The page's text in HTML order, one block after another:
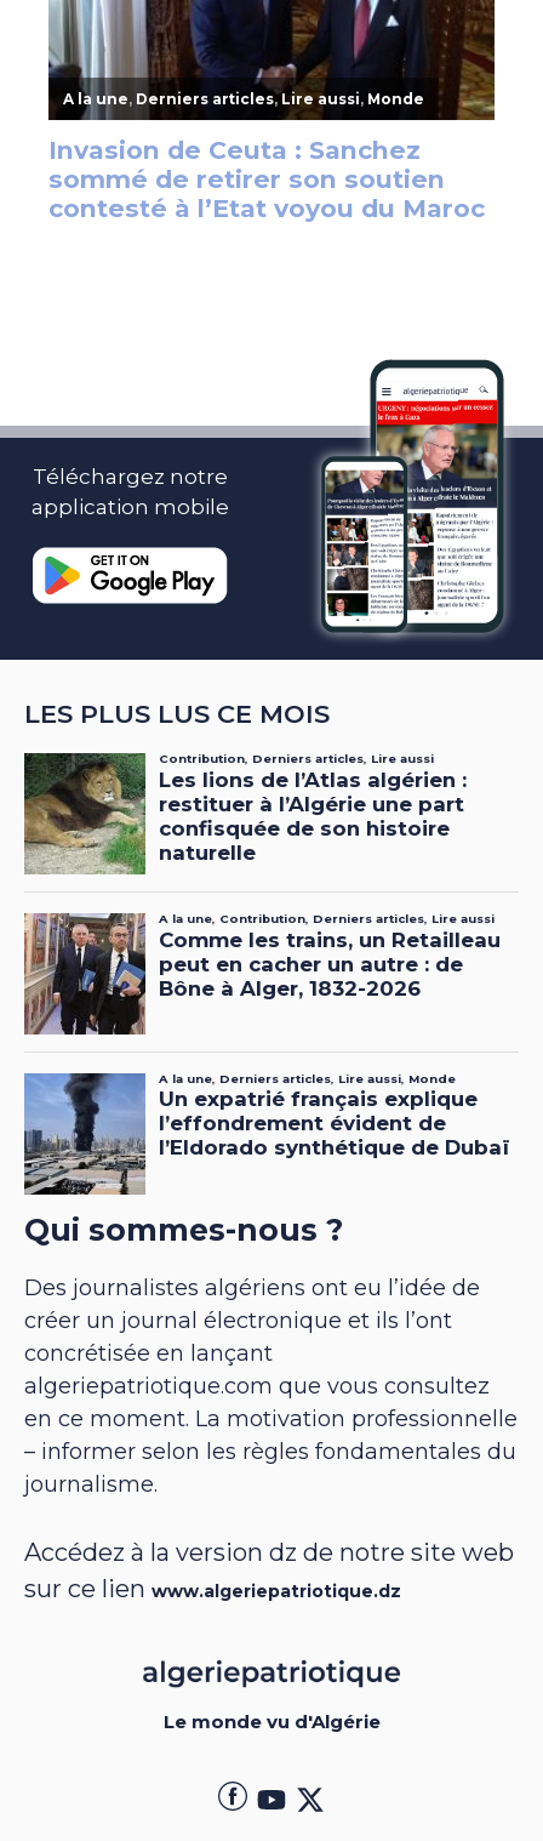
Téléchargez notre
application mobile
LES PLUS LUS CE MOIS
Qui sommes-nous ?
Des journalistes algériens ont eu l’idée de
créer un journal électronique et ils l’ont
concrétisée en lançant
algeriepatriotique.com que vous consultez
en ce moment. La motivation professionnelle
– informer selon les règles fondamentales du
journalisme.
Accédez à la version dz de notre site web
sur ce lien www.algeriepatriotique.dz
Le monde vu d'Algérie